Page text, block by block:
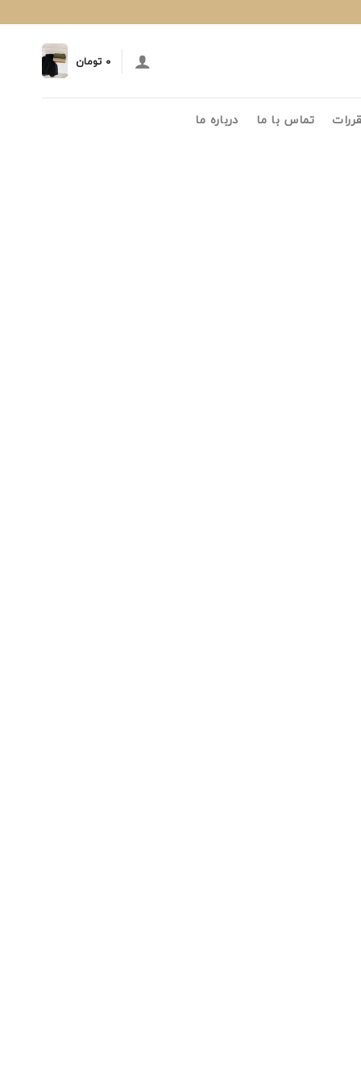
۰ تومان
تماس با ما درباره ما